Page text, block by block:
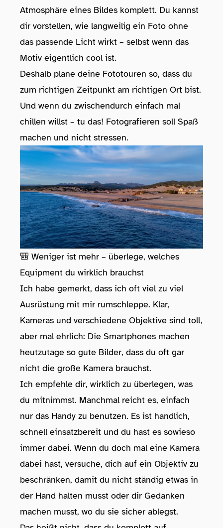
Atmosphäre eines Bildes komplett. Du kannst
dir vorstellen, wie langweilig ein Foto ohne
das passende Licht wirkt – selbst wenn das
Motiv eigentlich cool ist.
Deshalb plane deine Fototouren so, dass du
zum richtigen Zeitpunkt am richtigen Ort bist.
Und wenn du zwischendurch einfach mal
chillen willst – tu das! Fotografieren soll Spaß
machen und nicht stressen.
🎒 Weniger ist mehr – überlege, welches
Equipment du wirklich brauchst
Ich habe gemerkt, dass ich oft viel zu viel
Ausrüstung mit mir rumschleppe. Klar,
Kameras und verschiedene Objektive sind toll,
aber mal ehrlich: Die Smartphones machen
heutzutage so gute Bilder, dass du oft gar
nicht die große Kamera brauchst.
Ich empfehle dir, wirklich zu überlegen, was
du mitnimmst. Manchmal reicht es, einfach
nur das Handy zu benutzen. Es ist handlich,
schnell einsatzbereit und du hast es sowieso
immer dabei. Wenn du doch mal eine Kamera
dabei hast, versuche, dich auf ein Objektiv zu
beschränken, damit du nicht ständig etwas in
der Hand halten musst oder dir Gedanken
machen musst, wo du sie sicher ablegst.